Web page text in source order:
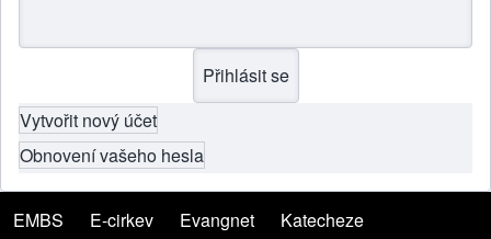
Vytvořit nový účet
Obnovení vašeho hesla
Menu patičky
EMBS
(opens in new tab)
E-cirkev
(opens in new tab)
Evangnet
(opens in new tab)Katecheze
(opens in new tab)